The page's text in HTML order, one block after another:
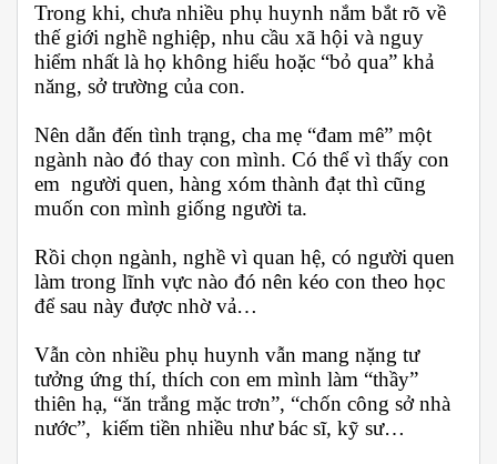
Trong khi, chưa nhiều phụ huynh nắm bắt rõ về
thế giới nghề nghiệp, nhu cầu xã hội và nguy
hiểm nhất là họ không hiểu hoặc “bỏ qua” khả
năng, sở trường của con.
Nên dẫn đến tình trạng, cha mẹ “đam mê” một
ngành nào đó thay con mình. Có thể vì thấy con
em người quen, hàng xóm thành đạt thì cũng
muốn con mình giống người ta.
Rồi chọn ngành, nghề vì quan hệ, có người quen
làm trong lĩnh vực nào đó nên kéo con theo học
để sau này được nhờ vả…
Vẫn còn nhiều phụ huynh vẫn mang nặng tư
tưởng ứng thí, thích con em mình làm “thầy”
thiên hạ, “ăn trắng mặc trơn”, “chốn công sở nhà
nước”, kiếm tiền nhiều như bác sĩ, kỹ sư…